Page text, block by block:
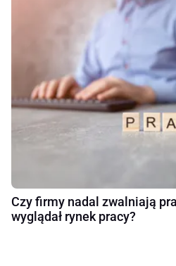
Czy firmy nadal zwalniają
wyglądał rynek pracy?